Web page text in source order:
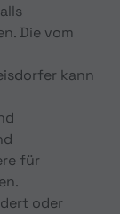
Die vom
kann
für
oder